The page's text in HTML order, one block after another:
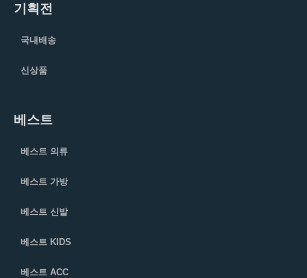
기획전
국내배송
신상품
베스트
베스트 의류
베스트 가방
베스트 신발
베스트 KIDS
베스트 ACC